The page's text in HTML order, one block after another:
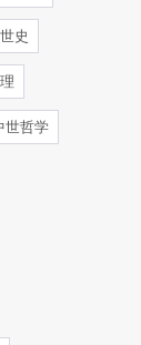
史
哲学